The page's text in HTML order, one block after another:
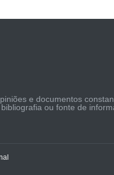
e documentos
ou fonte de